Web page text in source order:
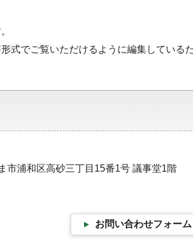
式でご覧いただけるように編集している
市浦和区高砂三丁目15番1号 議事堂1階
お問い合わせフォーム